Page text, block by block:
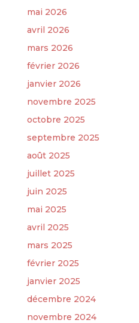
mai 2026
avril 2026
mars 2026
février 2026
janvier 2026
novembre 2025
octobre 2025
septembre 2025
août 2025
juillet 2025
juin 2025
mai 2025
avril 2025
mars 2025
février 2025
janvier 2025
décembre 2024
novembre 2024